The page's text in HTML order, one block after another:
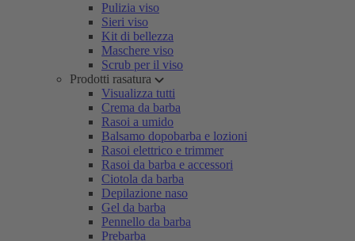
Pulizia viso
Sieri viso
Kit di bellezza
Maschere viso
Scrub per il viso
Prodotti rasatura
Visualizza tutti
Crema da barba
Rasoi a umido
Balsamo dopobarba e lozioni
Rasoi elettrico e trimmer
Rasoi da barba e accessori
Ciotola da barba
Depilazione naso
Gel da barba
Pennello da barba
Prebarba